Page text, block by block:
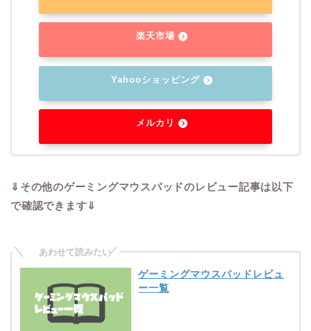
楽天市場
Yahooショッピング
メルカリ
⇓その他のゲーミングマウスパッドのレビュー記事は以下
で確認できます⇓
ゲーミングマウスパッドレビュ
ー一覧